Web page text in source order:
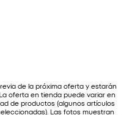
de la próxima oferta y estarán
oferta en tienda puede variar en
de productos (algunos artículos
Las fotos muestran